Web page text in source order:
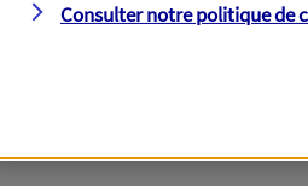
Consulter notre politique de